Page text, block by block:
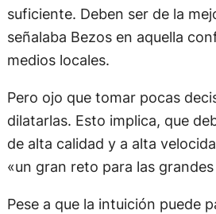
suficiente. Deben ser de la
señalaba Bezos en aquella
medios locales.
Pero ojo que tomar pocas
dilatarlas. Esto implica, que
de alta calidad y a alta
«un gran reto para las
Pese a que la intuición puede